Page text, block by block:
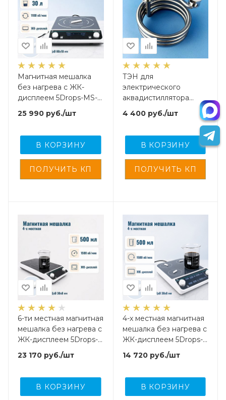
Магнитная мешалка
без нагрева c ЖК-
дисплеем 5Drops-MS-
30 на 30 литров
25 990 руб./шт
В КОРЗИНУ
ТЭН для
электрического
аквадистиллятора
5drops (большой)
4 400руб./шт
В КОРЗИНУ
6-ти местная магнитная
мешалка без нагрева c
ЖК-дисплеем 5Drops-
MMS-6PRO на 500 мл
23 170 руб./шт
В КОРЗИНУ
4-х местная магнитная
мешалка без нагрева c
ЖК-дисплеем 5Drops-
MMS-4PRO на 500 мл
14 720руб./шт
В КОРЗИНУ